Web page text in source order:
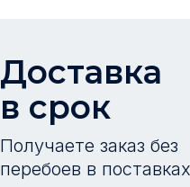
Доставка
в срок
Получаете заказ без
перебоев в поставках